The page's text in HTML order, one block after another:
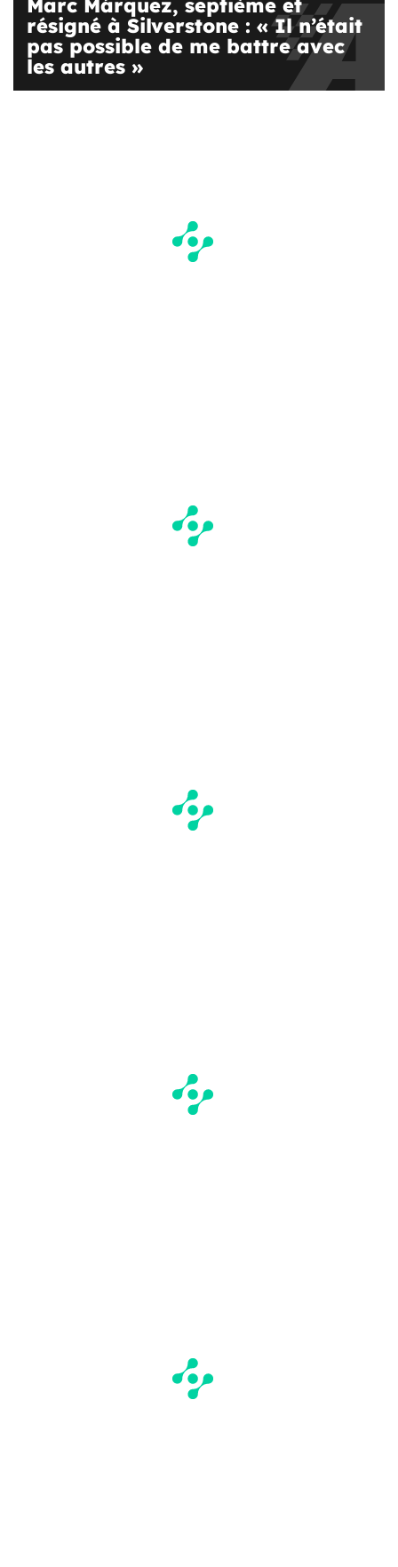
Marc Márquez, septième et
résigné à Silverstone : « Il n’était
pas possible de me battre avec
les autres »